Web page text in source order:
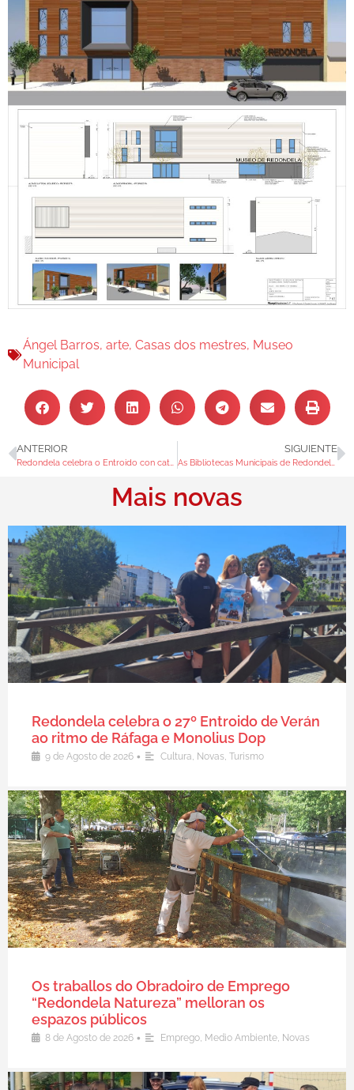
Ángel Barros, arte, Casas dos mestres, Museo
Municipal
ANTERIOR
Redondela celebra o Entroido con catro días de “festa rachada”
SIGUIENTE
As Bibliotecas Municipais de Redondela propoñen un novo RETO LECTOR para o 2026
Mais novas
Redondela celebra o 27º Entroido de Verán
ao ritmo de Ráfaga e Monolius Dop
9 de Agosto de 2026 • Cultura, Novas, Turismo
Os traballos do Obradoiro de Emprego
“Redondela Natureza” melloran os
espazos públicos
8 de Agosto de 2026 • Emprego, Medio Ambiente, Novas